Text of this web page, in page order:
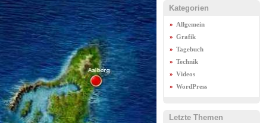
Kategorien
Allgemein
Grafik
Tagebuch
Technik
Videos
WordPress
Letzte Themen